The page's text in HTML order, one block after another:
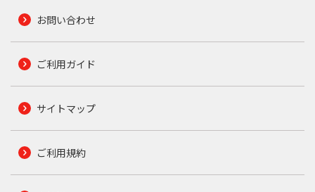
お問い合わせ
ご利用ガイド
サイトマップ
ご利用規約